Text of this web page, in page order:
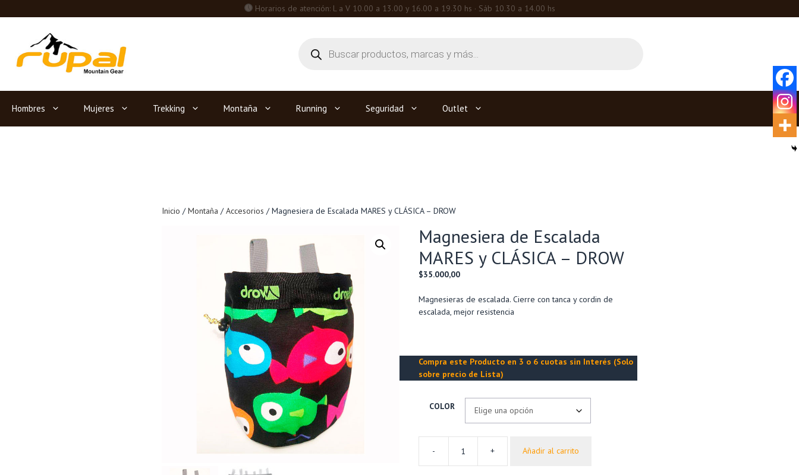
al
Horarios de atención: L a V 10.00 a 13.00 y 16.00 a 19.30 hs · Sáb 10.30 a 14.00 hs
productos
Hombres Mujeres Trekking Montaña Running Seguridad Outlet
Inicio /Montaña /Accesorios / Magnesiera de Escalada MARES y CLÁSICA – DROW
Magnesiera de Escalada
MARES y CLÁSICA – DROW
$35.000,00
Magnesieras de escalada. Cierre con tanca y cordin de
escalada, mejor resistencia
Compra este Producto en 3 o 6 cuotas sin Interés (Solo
sobre precio de Lista)
COLOR
-
de
+ Añadir al carrito